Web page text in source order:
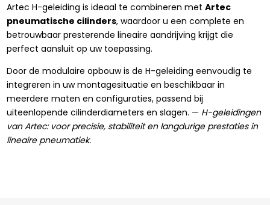
Artec H-geleiding is ideaal te combineren metArtec
pneumatische cilinders, waardoor u een complete en
betrouwbaar presterende lineaire aandrijving krijgt die
perfect aansluit op uw toepassing.
Door de modulaire opbouw is de H-geleiding eenvoudig te
integreren in uw montagesituatie en beschikbaar in
meerdere maten en configuraties, passend bij
uiteenlopende cilinderdiameters en slagen. — H-geleidingen
van Artec: voor precisie, stabiliteit en langdurige prestaties in
lineaire pneumatiek.